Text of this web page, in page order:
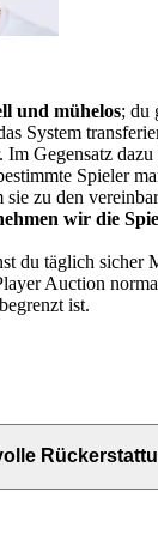
und mühelos; du
System
Im Gegensatz
Spieler
sie zu den
wir die
du täglich sicher
Auction
ist.